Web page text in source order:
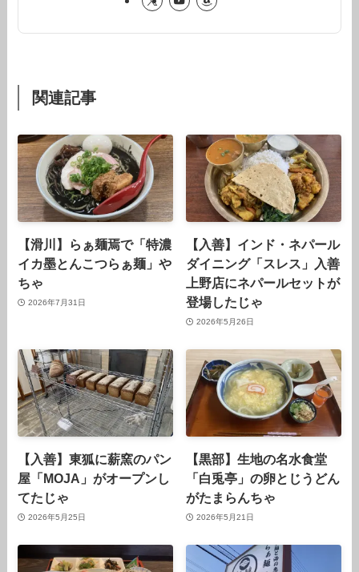
関連記事
【滑川】らぁ麺焉で「特濃
イカ墨とんこつらぁ麺」や
ちゃ
2026年7月31日
【入善】インド・ネパール
ダイニング「スレス」入善
上野店にネパールセットが
登場したじゃ
2026年5月26日
【入善】東狐に薪窯のパン
屋「MOJA」がオープンし
てたじゃ
2026年5月25日
【黒部】生地の名水食堂
「白兎亭」の卵とじうどん
がたまらんちゃ
2026年5月21日